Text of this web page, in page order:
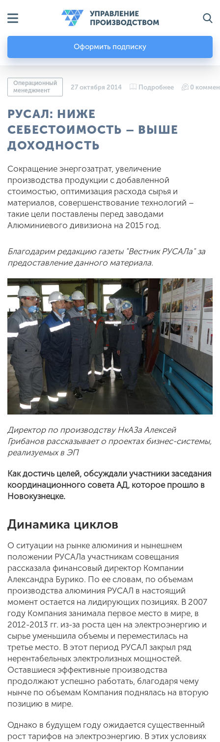
Оформить подписку
Операционный
менеджмент
27 октября 2014 Подробнее 0
РУСАЛ: НИЖЕ
СЕБЕСТОИМОСТЬ – ВЫШЕ
ДОХОДНОСТЬ
Сокращение энергозатрат, увеличение
производства продукции с добавленной
стоимостью, оптимизация расхода сырья и
материалов, совершенствование технологий –
такие цели поставлены перед заводами
Алюминиевого дивизиона на 2015 год.
Благодарим редакцию газеты "Вестник РУСАЛа" за
предоставление данного материала.
Директор по производству НкАЗа Алексей
Грибанов рассказывает о проектах бизнес-системы,
реализуемых в ЭП
Как достичь целей, обсуждали участники заседания
координационного совета АД, которое прошло в
Новокузнецке.
Динамика циклов
О ситуации на рынке алюминия и нынешнем
положении РУСАЛа участникам совещания
рассказала финансовый директор Компании
Александра Бурико. По ее словам, по объемам
производства алюминия РУСАЛ в настоящий
момент остается на лидирующих позициях. В 2007
году Компания занимала первое место в мире, в
2012-2013 гг. из-за роста цен на электроэнергию и
сырье уменьшила объемы и переместилась на
третье место. В этот период РУСАЛ закрыл ряд
нерентабельных электролизных мощностей.
Оставшиеся эффективные производства
продолжают успешно работать, благодаря чему
нынче по объемам Компания поднялась на вторую
позицию в мире.
Однако в будущем году ожидается существенный
рост тарифов на электроэнергию. В этих условиях